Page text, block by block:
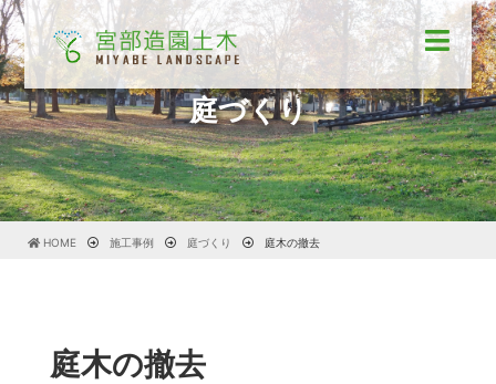
庭づくり
HOME 施工事例 庭づくり 庭木の撤去
庭木の撤去